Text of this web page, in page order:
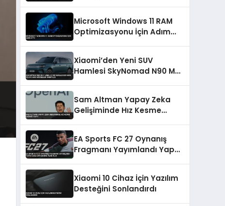
Microsoft Windows 11 RAM
Optimizasyonu İçin Adım
Xiaomi’den Yeni SUV
Hamlesi SkyNomad N90 Max
Sam Altman Yapay Zeka
Gelişiminde Hız Kesme
EA Sports FC 27 Oynanış
Fragmanı Yayımlandı Yapay
Xiaomi 10 Cihaz İçin Yazılım
Desteğini Sonlandırdı